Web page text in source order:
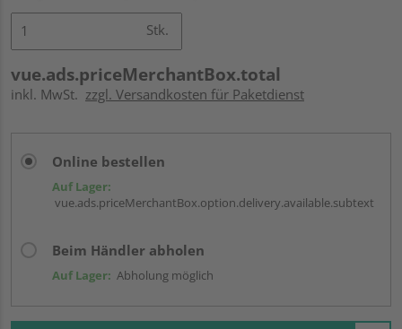
Stk.
vue.ads.priceMerchantBox.total
inkl. MwSt. zzgl. Versandkosten für Paketdienst
Online bestellen
Auf Lager:
vue.ads.priceMerchantBox.option.delivery.available.subtext
Beim Händler abholen
Auf Lager: Abholung möglich